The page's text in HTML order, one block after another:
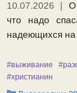
10.07.2026
О
что надо
надеющихся
#выживание
#христианин